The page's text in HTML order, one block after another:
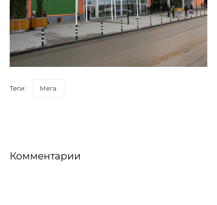
Теги: Мега
Комментарии